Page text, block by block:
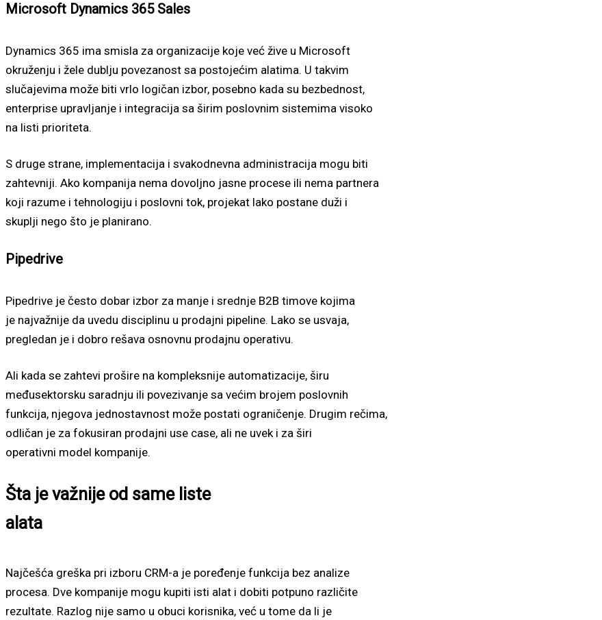
Microsoft Dynamics 365 Sales
Dynamics 365 ima smisla za organizacije koje već žive u Microsoft
okruženju i žele dublju povezanost sa postojećim alatima. U takvim
slučajevima može biti vrlo logičan izbor, posebno kada su bezbednost,
enterprise upravljanje i integracija sa širim poslovnim sistemima visoko
na listi prioriteta.
S druge strane, implementacija i svakodnevna administracija mogu biti
zahtevniji. Ako kompanija nema dovoljno jasne procese ili nema partnera
koji razume i tehnologiju i poslovni tok, projekat lako postane duži i
skuplji nego što je planirano.
Pipedrive
Pipedrive je često dobar izbor za manje i srednje B2B timove kojima
je najvažnije da uvedu disciplinu u prodajni pipeline. Lako se usvaja,
pregledan je i dobro rešava osnovnu prodajnu operativu.
Ali kada se zahtevi prošire na kompleksnije automatizacije, širu
međusektorsku saradnju ili povezivanje sa većim brojem poslovnih
funkcija, njegova jednostavnost može postati ograničenje. Drugim rečima,
odličan je za fokusiran prodajni use case, ali ne uvek i za širi
operativni model kompanije.
Šta je važnije od same liste
alata
Najčešća greška pri izboru CRM-a je poređenje funkcija bez analize
procesa. Dve kompanije mogu kupiti isti alat i dobiti potpuno različite
rezultate. Razlog nije samo u obuci korisnika, već u tome da li je